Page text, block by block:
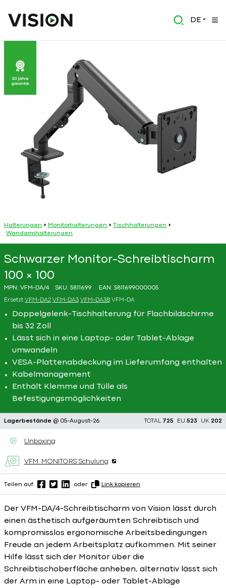
DE
Halterungen Monitorhalterungen
Tischhalterungen
Wandarmhalterungen
Schwarzer Monitor-Schreibtischarm
100 × 100
MPN: VFM-DA/4 SKU: 5811699 EAN: 5811699000005
Ersetzt VFM-DA2 VFM-DA3 VFM-DA3B VFM-DA
Doppelgelenk-Tischhalterung für Flachbildschirme
bis 32 Zoll
Lässt sich in eine Laptop- oder Tablet-Ablage
umwandeln
VESA-Plattenabdeckung im Lieferumfang enthalten
Kabelmanagement
Enthält Klemme und Tülle als
Befestigungsmöglichkeiten
Lagerbestände @ 05-August-26 TOTAL 725 EU 523 UK 202
Unboxing
VFM_MONITORS Schulung
Teilen auf oder Link kopieren
Der VFM-DA/4-Schreibtischarm von Vision lässt durch
einen ästhetisch aufgeräumten Schreibtisch und
kompromisslos ergonomische Arbeitsbedingungen
Freude an jedem Arbeitsplatz aufkommen. Mit seiner
Hilfe lässt sich der Monitor über die
Schreibtischoberfläche anheben, alternativ lässt sich
der Arm in eine Laptop- oder Tablet-Ablage